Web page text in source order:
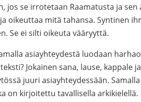
jos se irrotetaan Raamatusta ja sen
oikeuttaa mitä tahansa. Syntinen
Se ei silti oikeuta vääryyttä.
asiayhteydestä luodaan
Jokainen sana, lause, kappale
juuri asiayhteydessään.
on kirjoitettu tavallisella arkikielellä.